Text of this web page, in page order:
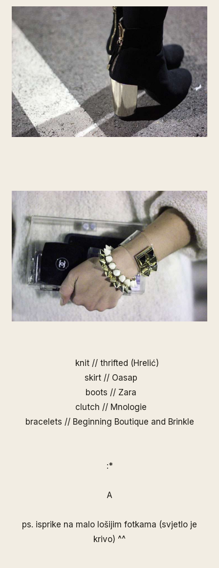
knit // thrifted (Hrelić)
skirt // Oasap
boots // Zara
clutch // Mnologie
bracelets // Beginning Boutique and Brinkle
:*
A
ps. isprike na malo lošijim fotkama (svjetlo je
krivo) ^^